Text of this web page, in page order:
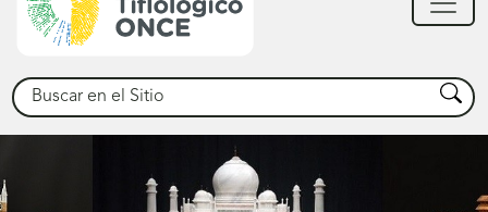
Buscar Buscar